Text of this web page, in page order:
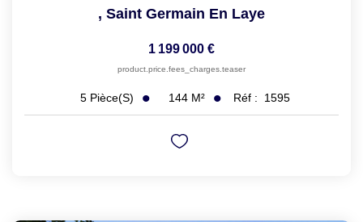
, Saint Germain En Laye
1 199 000 €
product.price.fees_charges.teaser
5 Pièce(s) 144 M² Réf : 1595